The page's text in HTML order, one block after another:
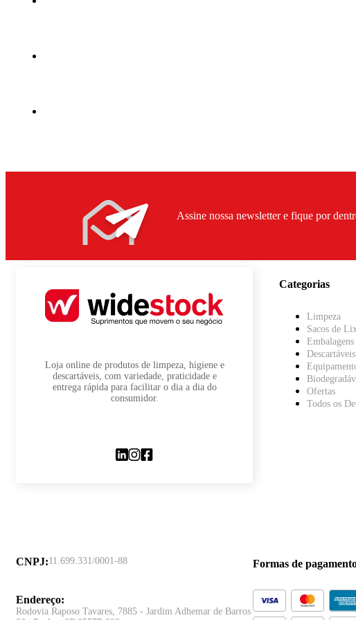
Assine nossa newsletter e fique por
Loja online de produtos de limpeza, higiene e
descartáveis, com variedade, praticidade e
entrega rápida para facilitar o dia a dia do
consumidor.
Categorias
Limpeza
Sacos de
Embalagens
Descartáveis
Ofertas
Todos os
CNPJ:11.699.331/0001-88
Endereço:
Rodovia Raposo Tavares, 7885 - Jardim Adhemar de Barros
Formas de